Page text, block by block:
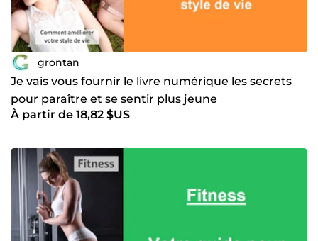
grontan
Je vais vous fournir le livre numérique les secrets
pour paraître et se sentir plus jeune
À partir de 18,82 $US